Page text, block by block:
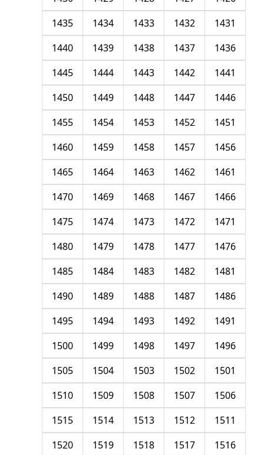
1431
1432
1433
1434
1435
1436
1437
1438
1439
1440
1441
1442
1443
1444
1445
1446
1447
1448
1449
1450
1451
1452
1453
1454
1455
1456
1457
1458
1459
1460
1461
1462
1463
1464
1465
1466
1467
1468
1469
1470
1471
1472
1473
1474
1475
1476
1477
1478
1479
1480
1481
1482
1483
1484
1485
1486
1487
1488
1489
1490
1491
1492
1493
1494
1495
1496
1497
1498
1499
1500
1501
1502
1503
1504
1505
1506
1507
1508
1509
1510
1511
1512
1513
1514
1515
1516
1517
1518
1519
1520